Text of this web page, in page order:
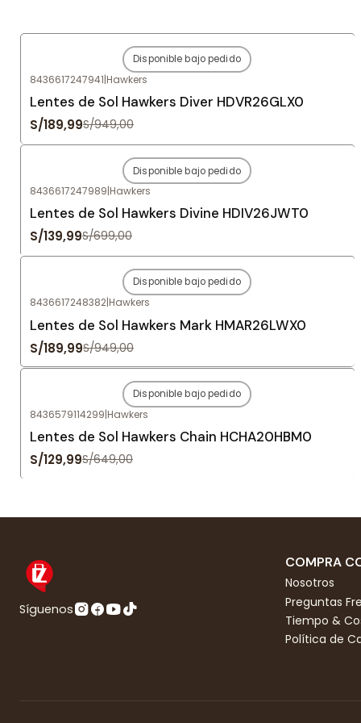
Agotado
Disponible bajo pedido
8436617247941|Hawkers
Lentes de Sol Hawkers Diver HDVR26GLX0
S/189,99S/949,00
Agotado
Disponible bajo pedido
8436617247989|Hawkers
Lentes de Sol Hawkers Divine HDIV26JWT0
S/139,99S/699,00
Agotado
Disponible bajo pedido
8436617248382|Hawkers
Lentes de Sol Hawkers Mark HMAR26LWX0
S/189,99S/949,00
Agotado
Disponible bajo pedido
8436579114299|Hawkers
Lentes de Sol Hawkers Chain HCHA20HBM0
S/129,99S/649,00
Síguenos
COMPRA
Nosotros
Preguntas
Tiempo &
Política de